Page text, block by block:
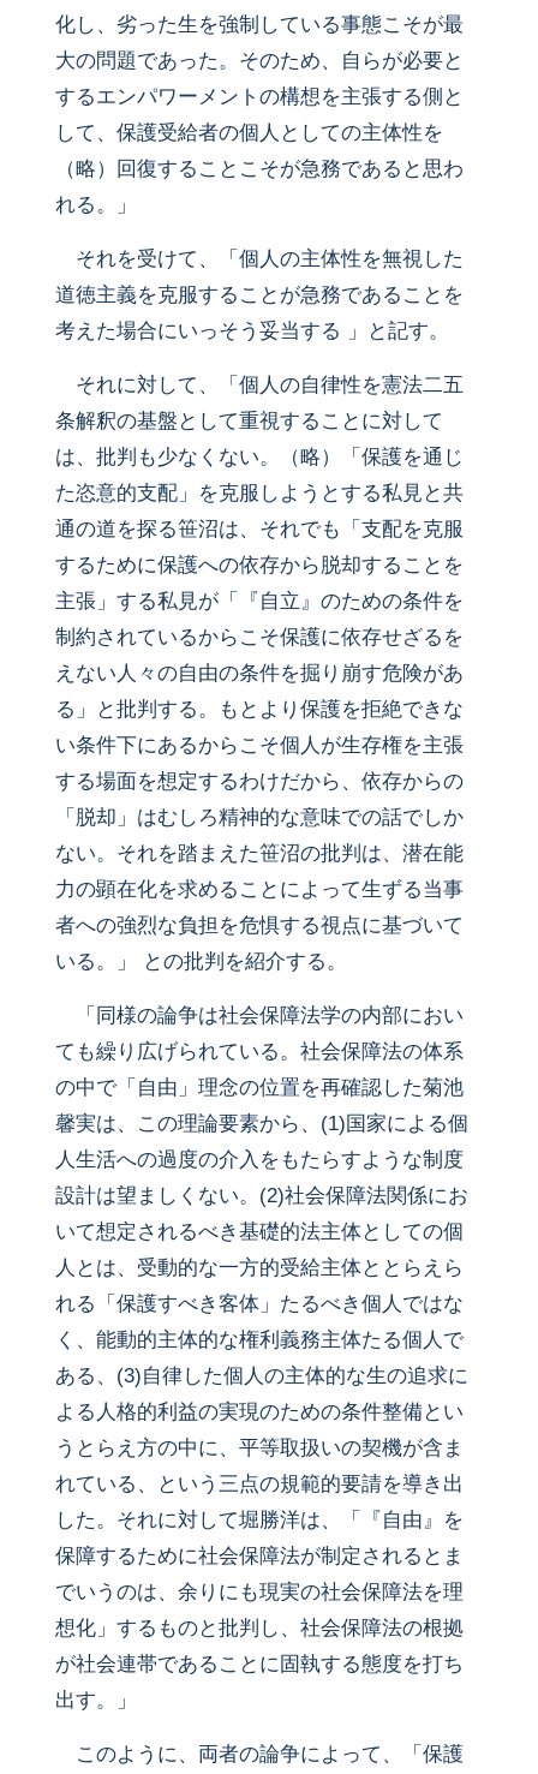
化し、劣った生を強制している事態こそが最
大の問題であった。そのため、自らが必要と
するエンパワーメントの構想を主張する側と
して、保護受給者の個人としての主体性を
（略）回復することこそが急務であると思わ
れる。」
それを受けて、「個人の主体性を無視した
道徳主義を克服することが急務であることを
考えた場合にいっそう妥当する 」と記す。
それに対して、「個人の自律性を憲法二五
条解釈の基盤として重視することに対して
は、批判も少なくない。（略）「保護を通じ
た恣意的支配」を克服しようとする私見と共
通の道を探る笹沼は、それでも「支配を克服
するために保護への依存から脱却することを
主張」する私見が「『自立』のための条件を
制約されているからこそ保護に依存せざるを
えない人々の自由の条件を掘り崩す危険があ
る」と批判する。もとより保護を拒絶できな
い条件下にあるからこそ個人が生存権を主張
する場面を想定するわけだから、依存からの
「脱却」はむしろ精神的な意味での話でしか
ない。それを踏まえた笹沼の批判は、潜在能
力の顕在化を求めることによって生ずる当事
者への強烈な負担を危惧する視点に基づいて
いる。」 との批判を紹介する。
「同様の論争は社会保障法学の内部におい
ても繰り広げられている。社会保障法の体系
の中で「自由」理念の位置を再確認した菊池
馨実は、この理論要素から、(1)国家による個
人生活への過度の介入をもたらすような制度
設計は望ましくない。(2)社会保障法関係にお
いて想定されるべき基礎的法主体としての個
人とは、受動的な一方的受給主体ととらえら
れる「保護すべき客体」たるべき個人ではな
く、能動的主体的な権利義務主体たる個人で
ある、(3)自律した個人の主体的な生の追求に
よる人格的利益の実現のための条件整備とい
うとらえ方の中に、平等取扱いの契機が含ま
れている、という三点の規範的要請を導き出
した。それに対して堀勝洋は、「『自由』を
保障するために社会保障法が制定されるとま
でいうのは、余りにも現実の社会保障法を理
想化」するものと批判し、社会保障法の根拠
が社会連帯であることに固執する態度を打ち
出す。」
このように、両者の論争によって、「保護